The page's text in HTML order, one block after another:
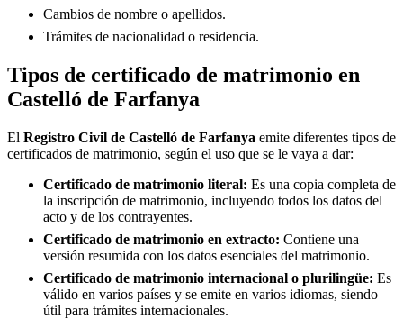
Cambios de nombre o apellidos.
Trámites de nacionalidad o residencia.
Tipos de certificado de matrimonio en
Castelló de Farfanya
El Registro Civil de Castelló de Farfanya emite diferentes tipos de
certificados de matrimonio, según el uso que se le vaya a dar:
Certificado de matrimonio literal: Es una copia completa de
la inscripción de matrimonio, incluyendo todos los datos del
acto y de los contrayentes.
Certificado de matrimonio en extracto: Contiene una
versión resumida con los datos esenciales del matrimonio.
Certificado de matrimonio internacional o plurilingüe: Es
válido en varios países y se emite en varios idiomas, siendo
útil para trámites internacionales.